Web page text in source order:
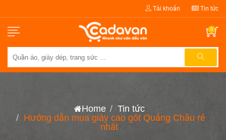
Tài khoản Tin tức
0
Home
Tin tức
Hướng dẫn mua giày cao gót Quảng Châu rẻ
nhất